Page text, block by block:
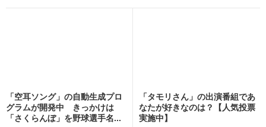
「空耳ソング」の自動生成プロ
グラムが開発中 きっかけは
「さくらんぼ」を野球選手名...
「タモリさん」の出演番組であ
なたが好きなのは？【人気投票
実施中】